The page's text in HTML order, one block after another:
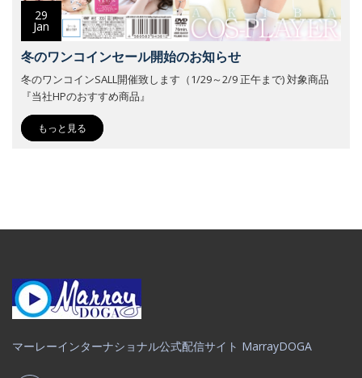
29
Jan
冬のワンコインセール開始のお知らせ
冬のワンコインSALL開催致します（1/29～2/9 正午まで) 対象商品
『当社HPのおすすめ商品』
もっと見る
マーレーインターナショナル公式配信サイト MarrayDOGA